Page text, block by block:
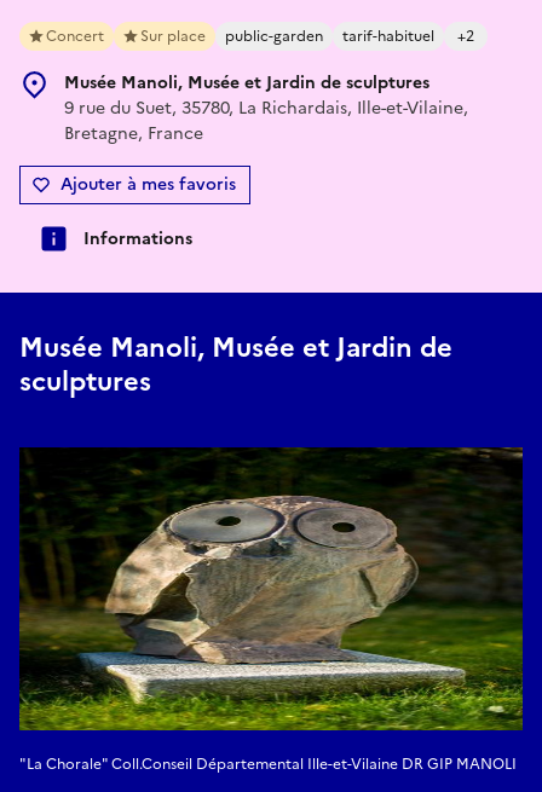
Concert Sur place public-garden tarif-habituel +2
Musée Manoli, Musée et Jardin de sculptures
9 rue du Suet, 35780, La Richardais, Ille-et-Vilaine,
Bretagne, France
Ajouter à mes favoris
Informations
Musée Manoli, Musée et Jardin de
sculptures
"La Chorale" Coll.Conseil Départemental Ille-et-Vilaine DR GIP MANOLI